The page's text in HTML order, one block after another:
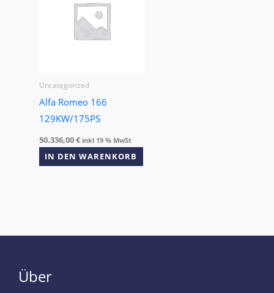
Uncategorized
Alfa Romeo 166
129KW/175PS
50.336,00€ inkl 19 % MwSt
IN DEN WARENKORB
Über